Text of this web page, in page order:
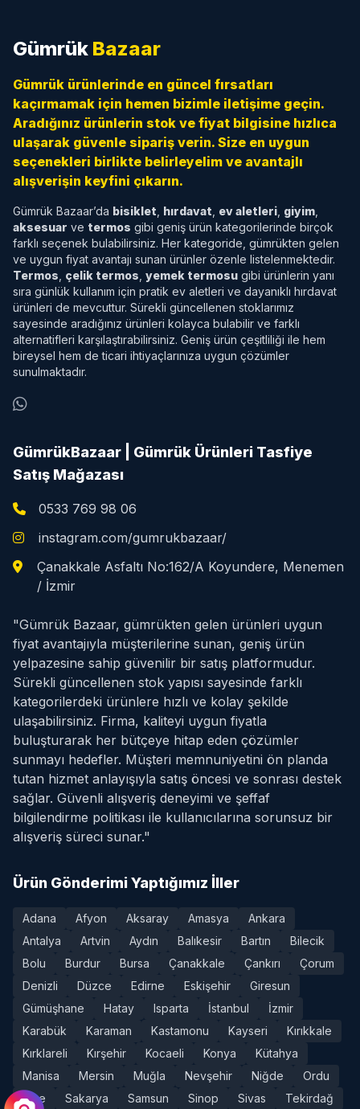
Gümrük Bazaar
Gümrük ürünlerinde en güncel fırsatları
kaçırmamak için hemen bizimle iletişime geçin.
Aradığınız ürünlerin stok ve fiyat bilgisine hızlıca
ulaşarak güvenle sipariş verin. Size en uygun
seçenekleri birlikte belirleyelim ve avantajlı
alışverişin keyfini çıkarın.
Gümrük Bazaar’da bisiklet hırdavat ev aletleri giyim
aksesuar ve termos gibi geniş ürün kategorilerinde birçok
farklı seçenek bulabilirsiniz. Her kategoride, gümrükten gelen
ve uygun fiyat avantajı sunan ürünler özenle listelenmektedir.
Termos çelik termos yemek termosu gibi ürünlerin yanı
sıra günlük kullanım için pratik ev aletleri ve dayanıklı hırdavat
ürünleri de mevcuttur. Sürekli güncellenen stoklarımız
sayesinde aradığınız ürünleri kolayca bulabilir ve farklı
alternatifleri karşılaştırabilirsiniz. Geniş ürün çeşitliliği ile hem
bireysel hem de ticari ihtiyaçlarınıza uygun çözümler
sunulmaktadır.
GümrükBazaar | Gümrük Ürünleri Tasfiye
Satış Mağazası
0533 769 98 06
instagram.com/gumrukbazaar/
Çanakkale Asfaltı No:162/A Koyundere, Menemen
/ İzmir
"Gümrük Bazaar, gümrükten gelen ürünleri uygun
fiyat avantajıyla müşterilerine sunan, geniş ürün
yelpazesine sahip güvenilir bir satış platformudur.
Sürekli güncellenen stok yapısı sayesinde farklı
kategorilerdeki ürünlere hızlı ve kolay şekilde
ulaşabilirsiniz. Firma, kaliteyi uygun fiyatla
buluşturarak her bütçeye hitap eden çözümler
sunmayı hedefler. Müşteri memnuniyetini ön planda
tutan hizmet anlayışıyla satış öncesi ve sonrası destek
sağlar. Güvenli alışveriş deneyimi ve şeffaf
bilgilendirme politikası ile kullanıcılarına sorunsuz bir
alışveriş süreci sunar."
Ürün Gönderimi Yaptığımız İller
Adana Afyon Aksaray Amasya
Ankara
Antalya
Artvin Aydın Balıkesir Bartın
Bilecik
Bolu
Burdur Bursa Çanakkale Çankırı
Çorum
Denizli
Düzce Edirne Eskişehir
Giresun
Gümüşhane
Hatay Isparta İstanbul
İzmir
Karabük
Karaman Kastamonu Kayseri
Kırıkkale
Kırklareli
Kırşehir Kocaeli Konya
Kütahya
Manisa
Mersin Muğla Nevşehir Niğde
Ordu
Rize
Sakarya Samsun Sinop Sivas Tekirdağ